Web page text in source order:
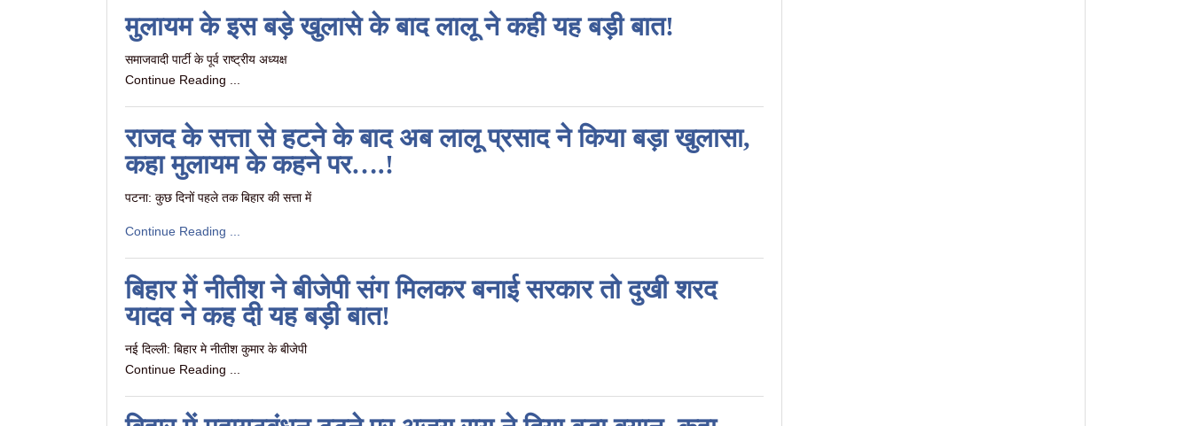
मुलायम के इस बड़े खुलासे के बाद लालू ने कही यह बड़ी बात!
समाजवादी पार्टी के पूर्व राष्ट्रीय अध्यक्ष
Continue Reading ...
राजद के सत्ता से हटने के बाद अब लालू प्रसाद ने किया बड़ा खुलासा,
कहा मुलायम के कहने पर….!
पटना: कुछ दिनों पहले तक बिहार की सत्ता में
Continue Reading ...
बिहार में नीतीश ने बीजेपी संग मिलकर बनाई सरकार तो दुखी शरद
यादव ने कह दी यह बड़ी बात!
नई दिल्ली: बिहार मे नीतीश कुमार के बीजेपी
Continue Reading ...